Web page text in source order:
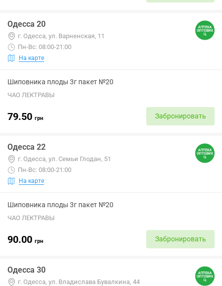
Одесса 20
г. Одесса, ул. Варненская, 11
Пн-Вс: 08:00-21:00
На карте
Шиповника плоды 3г пакет №20
ЧАО ЛЕКТРАВЫ
79.50 грн Забронировать
Одесса 22
г. Одесса, ул. Семьи Глодан, 51
Пн-Вс: 08:00-21:00
На карте
Шиповника плоды 3г пакет №20
ЧАО ЛЕКТРАВЫ
90.00 грн Забронировать
Одесса 30
г. Одесса, ул. Владислава Бувалкина, 44